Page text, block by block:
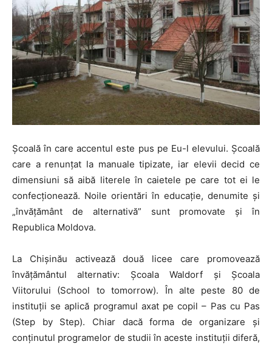
Școală în care accentul este pus pe Eu-l elevului. Școală
care a renunțat la manuale tipizate, iar elevii decid ce
dimensiuni să aibă literele în caietele pe care tot ei le
confecționează. Noile orientări în educație, denumite și
„învățământ de alternativă” sunt promovate și în
Republica Moldova.
La Chișinău activează două licee care promovează
învățământul alternativ: Școala Waldorf și Școala
Viitorului (School to tomorrow). În alte peste 80 de
instituții se aplică programul axat pe copil – Pas cu Pas
(Step by Step). Chiar dacă forma de organizare și
conținutul programelor de studii în aceste instituții diferă,